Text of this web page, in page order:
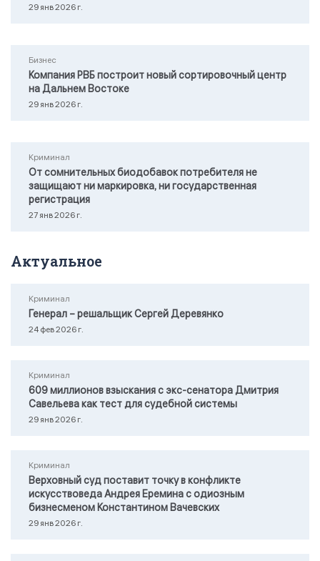
29 янв 2026 г.
Бизнес
Компания РВБ построит новый сортировочный центр
на Дальнем Востоке
29 янв 2026 г.
Криминал
От сомнительных биодобавок потребителя не
защищают ни маркировка, ни государственная
регистрация
27 янв 2026 г.
Актуальное
Криминал
Генерал – решальщик Сергей Деревянко
24 фев 2026 г.
Криминал
609 миллионов взыскания с экс-сенатора Дмитрия
Савельева как тест для судебной системы
29 янв 2026 г.
Криминал
Верховный суд поставит точку в конфликте
искусствоведа Андрея Еремина с одиозным
бизнесменом Константином Вачевских
29 янв 2026 г.